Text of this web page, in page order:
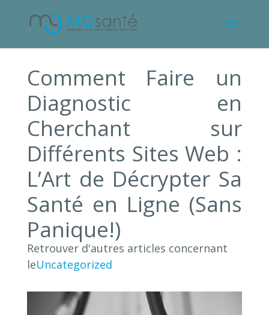
Comment Faire un
Diagnostic en
Cherchant sur
Différents Sites Web :
L’Art de Décrypter Sa
Santé en Ligne (Sans
Panique!)
Retrouver d'autres articles concernant
leUncategorized